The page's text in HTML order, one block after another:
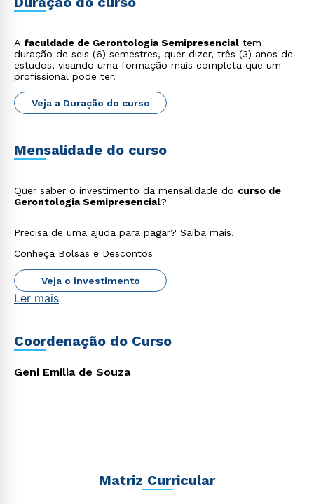
A faculdade de Gerontologia Semipresencial tem
duração de seis (6) semestres, quer dizer, três (3) anos de
estudos, visando uma formação mais completa que um
profissional pode ter.
Veja a Duração do curso
Mensalidade do curso
Quer saber o investimento da mensalidade do curso de
Gerontologia Semipresencial?
Precisa de uma ajuda para pagar? Saiba mais.
Conheça Bolsas e Descontos
Veja o investimento
Ler mais
Coordenação do Curso
Geni Emilia de Souza
Matriz Curricular
Rápido e fácil
Estou de acordo com a
autorizo que meus dados sejam utilizados para o
envio de conteúdos da Cruzeiro do Sul.